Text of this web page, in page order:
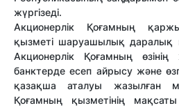
жүргізеді.
Акционерлік Қоғамның
қызметі шаруашылық даралық
Акционерлік Қоғамның
банктерде есеп айрысу және
қазақша аталуы жазылған
Қоғамның қызметінің